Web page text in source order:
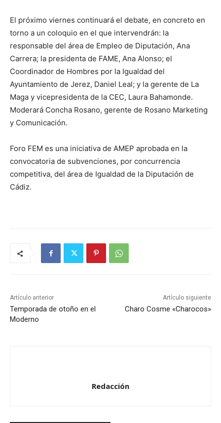
El próximo viernes continuará el debate, en concreto en
torno a un coloquio en el que intervendrán: la
responsable del área de Empleo de Diputación, Ana
Carrera; la presidenta de FAME, Ana Alonso; el
Coordinador de Hombres por la Igualdad del
Ayuntamiento de Jerez, Daniel Leal; y la gerente de La
Maga y vicepresidenta de la CEC, Laura Bahamonde.
Moderará Concha Rosano, gerente de Rosano Marketing
y Comunicación.
Foro FEM es una iniciativa de AMEP aprobada en la
convocatoria de subvenciones, por concurrencia
competitiva, del área de Igualdad de la Diputación de
Cádiz.
Artículo anterior
Temporada de otoño en el
Moderno
Artículo siguiente
Charo Cosme «Charocos»
Redacción